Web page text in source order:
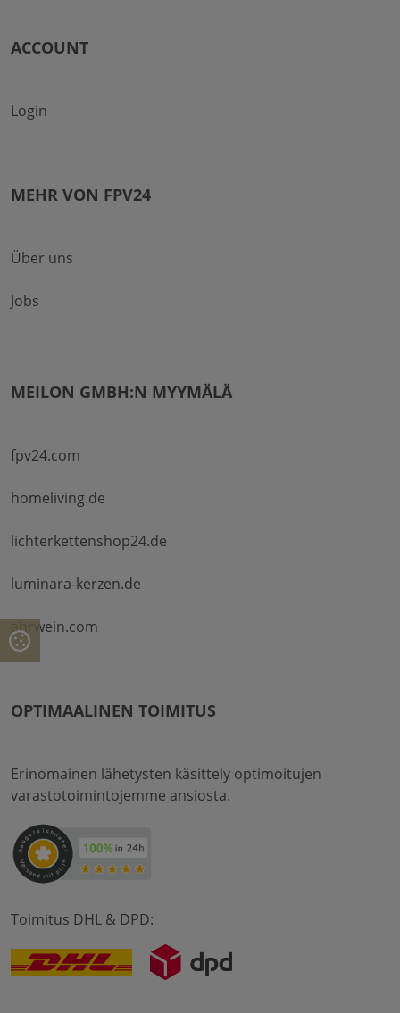
ACCOUNT
Login
MEHR VON FPV24
Über uns
Jobs
MEILON GMBH:N MYYMÄLÄ
fpv24.com
homeliving.de
lichterkettenshop24.de
luminara-kerzen.de
ahrwein.com
OPTIMAALINEN TOIMITUS
Erinomainen lähetysten käsittely optimoitujen
varastotoimintojemme ansiosta.
Toimitus DHL & DPD: